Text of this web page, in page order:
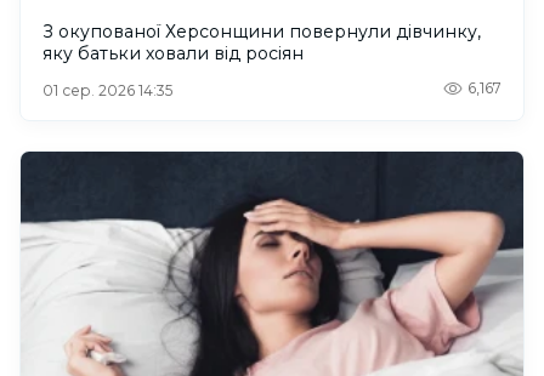
З окупованої Херсонщини повернули дівчинку,
яку батьки ховали від росіян
01 сер. 2026 14:35 6,167